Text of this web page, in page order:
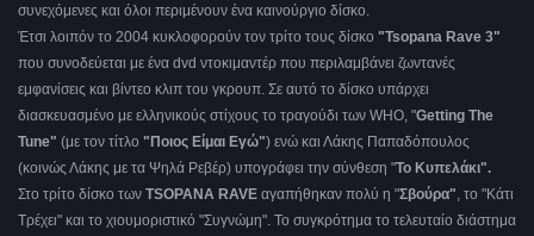
συνεχόμενες και όλοι περιμένουν ένα καινούργιο δίσκο.
Έτσι λοιπόν το 2004 κυκλοφορούν τον τρίτο τους δίσκο "Tsopana Rave 3"
που συνοδεύεται με ένα dvd ντοκιμαντέρ που περιλαμβάνει ζωντανές
εμφανίσεις και βίντεο κλιπ του γκρουπ. Σε αυτό το δίσκο υπάρχει
διασκευασμένο με ελληνικούς στίχους το τραγούδι των WHO, "Getting The
Tune" (με τον τίτλο "Ποιος Είμαι Εγώ") ενώ και Λάκης Παπαδόπουλος
(κοινώς Λάκης με τα Ψηλά Ρεβέρ) υπογράφει την σύνθεση "Το Κυπελάκι".
Στο τρίτο δίσκο των TSOPANA RAVE αγαπήθηκαν πολύ η "Σβούρα" , το "Κάτι
Τρέχει" και το χιουμοριστικό "Συγνώμη". Το συγκρότημα το τελευταίο διάστημα